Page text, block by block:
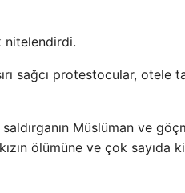
nitelendirdi.
sağcı protestocular, otele
Müslüman ve
ölümüne ve çok sayıda